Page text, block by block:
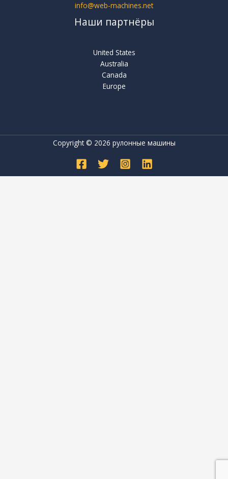
info@web-machines.net
Наши партнёры
United States
Australia
Canada
Europe
Copyright © 2026 рулонные машины